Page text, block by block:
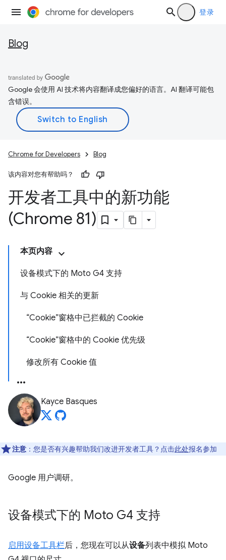
登录
Blog
Google 会使用 AI 技术将内容翻译成您偏好的语言。AI 翻译可能包
含错误。
Chrome for Developers Blog
该内容对您有帮助吗？
开发者工具中的新功能
(Chrome 81)
本页内容
设备模式下的 Moto G4 支持
与 Cookie 相关的更新
“Cookie”窗格中已拦截的 Cookie
“Cookie”窗格中的 Cookie 优先级
修改所有 Cookie 值
Kayce Basques
注意 ：您是否有兴趣帮助我们改进开发者工具？点击此处报名参加
Google 用户调研。
设备模式下的 Moto G4 支持
启用设备工具栏后，您现在可以从设备列表中模拟 Moto